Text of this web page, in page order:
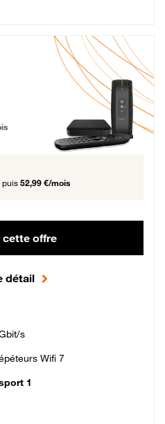
puis 57,99 € par mois, Engagement 12 mois
puis 52,99 €/mois
cette offre
détail
s
Wifi 7
1